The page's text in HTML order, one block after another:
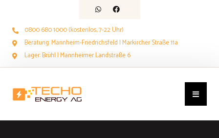
0800 680 1000 (kostenlos, 7-22 Uhr)
Beratung: Mannheim-Friedrichsfeld | Markircher Straße 11a
Lager: Brühl | Mannheimer Landstraße 6